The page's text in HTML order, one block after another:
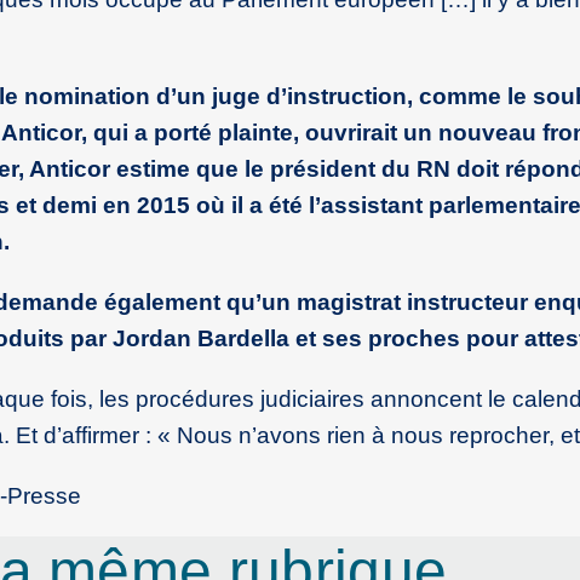
nomination d’un juge d’instruction, comme le
qui a porté plainte, ouvrirait un nouveau
Anticor estime que le président du RN doit
et demi en 2015 où il a été l’assistant
également qu’un magistrat instructeur
par Jordan Bardella et ses proches pour
fois, les procédures judiciaires annoncent le
Et d’affirmer : « Nous n’avons rien à nous reprocher,
Presse